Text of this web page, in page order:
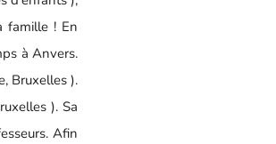
famille ! En
à Anvers.
Bruxelles ).
). Sa
Afin